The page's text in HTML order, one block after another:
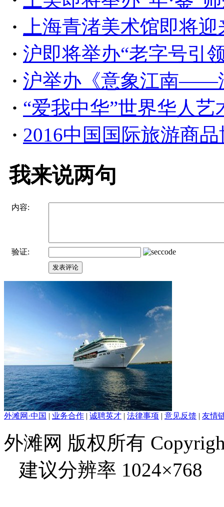
·
上海青渚美术馆即将
· 沪即将举办“老字号引
· 沪举办《意象江南——
· “爱我中华”世界华人
· 2016中国国际旅游商
我来说两句
内容:
验证:
发表评论
外滩网·中国 | 业务合作 | 诚聘英才 | 法律事项 | 意见反馈 | 友情
外滩网 版权所有
建议分辨率 1024×768